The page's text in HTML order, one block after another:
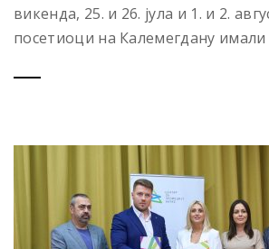
викенда, 25. и 26. јула и 1. и 2.
посетиоци на Калемегдану имали